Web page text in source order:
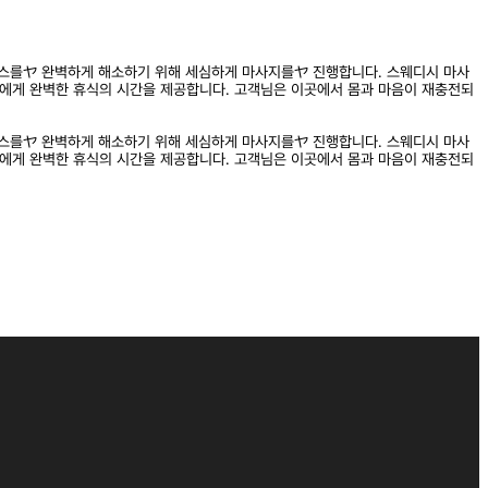
ヤ 완벽하게 해소하기 위해 세심하게 마사지를ヤ 진행합니다. 스웨디시 마사
완벽한 휴식의 시간을 제공합니다. 고객님은 이곳에서 몸과 마음이 재충전되
ヤ 완벽하게 해소하기 위해 세심하게 마사지를ヤ 진행합니다. 스웨디시 마사
완벽한 휴식의 시간을 제공합니다. 고객님은 이곳에서 몸과 마음이 재충전되